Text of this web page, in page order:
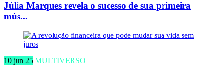
Júlia Marques revela o sucesso de sua primeira
mús...
10 jun 25 MULTIVERSO